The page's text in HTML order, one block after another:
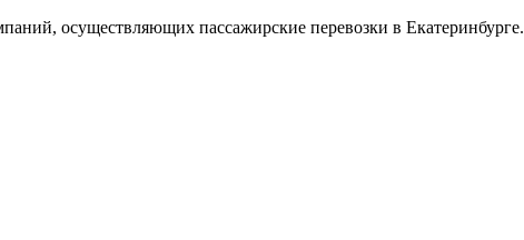
осуществляющих пассажирские перевозки в Екатеринбурге.